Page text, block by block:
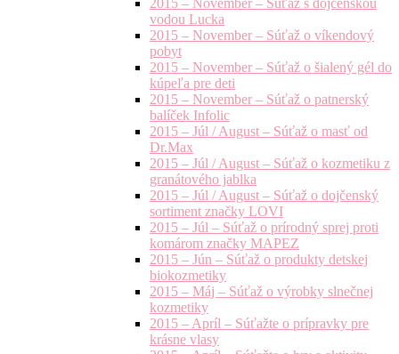
vodou Lucka
2015 – November – Súťaž o víkendový
pobyt
2015 – November – Súťaž o šialený gél do
kúpeľa pre deti
2015 – November – Súťaž o patnerský
balíček Infolic
2015 – Júl / August – Súťaž o masť od
Dr.Max
2015 – Júl / August – Súťaž o kozmetiku z
granátového jablka
2015 – Júl / August – Súťaž o dojčenský
sortiment značky LOVI
2015 – Júl – Súťaž o prírodný sprej proti
komárom značky MAPEZ
2015 – Jún – Súťaž o produkty detskej
biokozmetiky
2015 – Máj – Súťaž o výrobky slnečnej
kozmetiky
2015 – Apríl – Súťažte o prípravky pre
krásne vlasy